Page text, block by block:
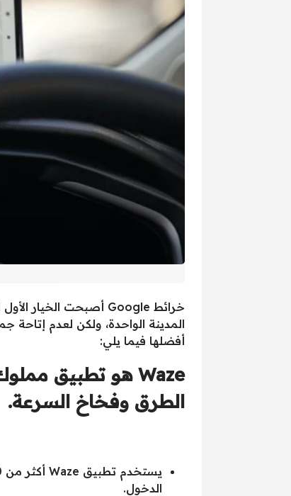
أفضلها فيما يلي:
الطرق وفخاخ السرعة.
الدخول.